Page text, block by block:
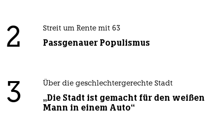
2 Streit um Rente mit 63
Passgenauer Populismus
3 Über die geschlechtergerechte Stadt
„Die Stadt ist gemacht für den weißen
Mann in einem Auto“